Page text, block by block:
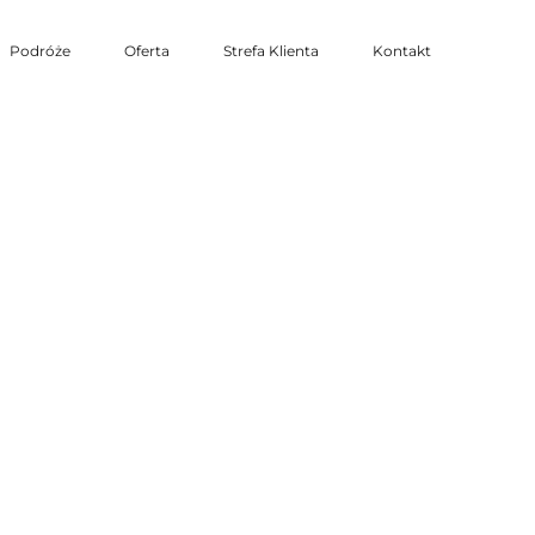
Podróże Oferta Strefa Klienta Kontakt